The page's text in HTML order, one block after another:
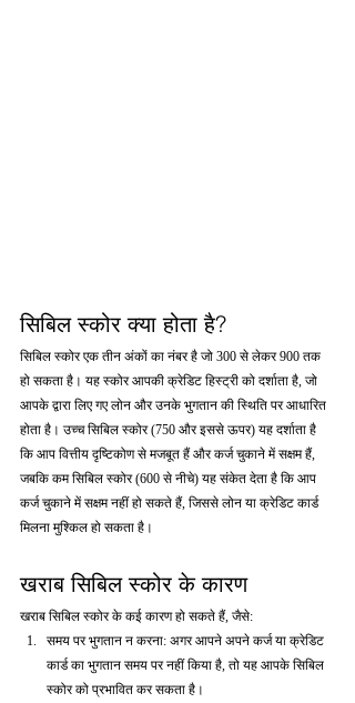
सिबिल स्कोर क्या होता है?
सिबिल स्कोर एक तीन अंकों का नंबर है जो 300 से लेकर 900 तक
हो सकता है। यह स्कोर आपकी क्रेडिट हिस्ट्री को दर्शाता है, जो
आपके द्वारा लिए गए लोन और उनके भुगतान की स्थिति पर आधारित
होता है। उच्च सिबिल स्कोर (750 और इससे ऊपर) यह दर्शाता है
कि आप वित्तीय दृष्टिकोण से मजबूत हैं और कर्ज चुकाने में सक्षम हैं,
जबकि कम सिबिल स्कोर (600 से नीचे) यह संकेत देता है कि आप
कर्ज चुकाने में सक्षम नहीं हो सकते हैं, जिससे लोन या क्रेडिट कार्ड
मिलना मुश्किल हो सकता है।
खराब सिबिल स्कोर के कारण
खराब सिबिल स्कोर के कई कारण हो सकते हैं, जैसे:
समय पर भुगतान न करना: अगर आपने अपने कर्ज या क्रेडिट
कार्ड का भुगतान समय पर नहीं किया है, तो यह आपके सिबिल
स्कोर को प्रभावित कर सकता है।